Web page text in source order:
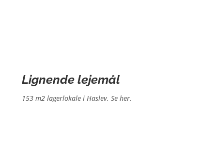
Lignende lejemål
153 m2 lagerlokale i Haslev. Se her.